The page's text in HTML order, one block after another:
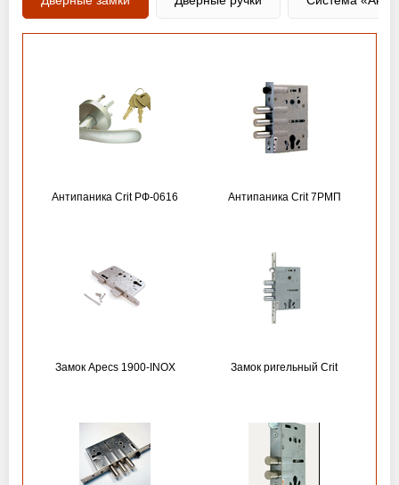
Антипаника Crit РФ-0616 Антипаника Crit 7РМП
Замок Apecs 1900-INOX Замок ригельный Crit